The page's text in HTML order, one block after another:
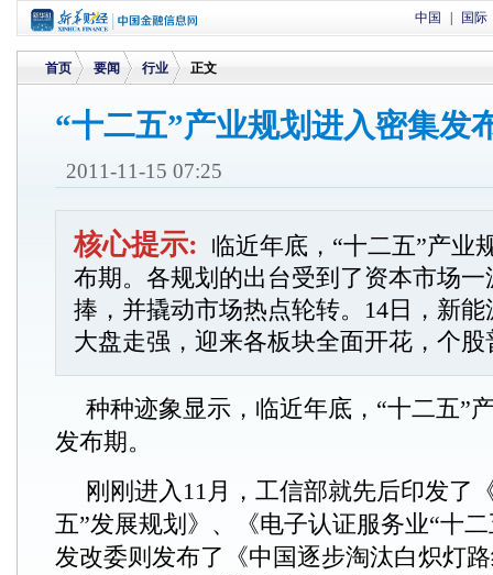
中国 国际
首页
>
要闻
>
行业
>
正文
“十二五”产业规划进入密集发
2011-11-15 07:25
核心提示: 临近年底，“十二五”产业
布期。各规划的出台受到了资本市场
捧，并撬动市场热点轮转。14日，新
大盘走强，迎来各板块全面开花，个股
种种迹象显示，临近年底，“十二五”
发布期。
刚刚进入11月，工信部就先后印发了
五”发展规划》、《电子认证服务业“十
发改委则发布了《中国逐步淘汰白炽灯